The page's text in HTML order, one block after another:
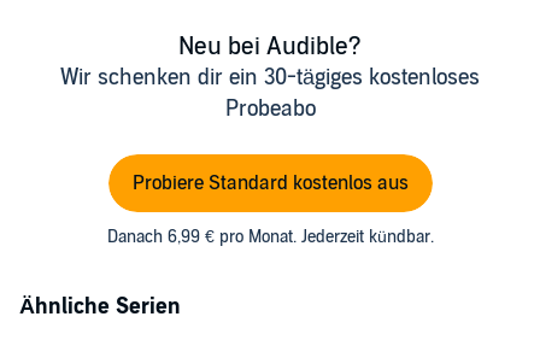
Neu bei Audible?
Wir schenken dir ein 30-tägiges kostenloses
Probeabo
Probiere Standard kostenlos aus
Danach 6,99 € pro Monat. Jederzeit kündbar.
Ähnliche Serien